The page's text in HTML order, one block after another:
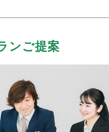
ンご提案